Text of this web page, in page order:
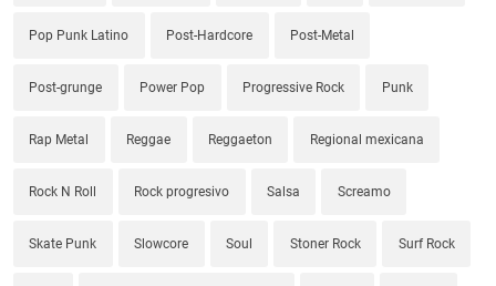
Pop Punk Latino Post-Hardcore Post-Metal
Post-grunge Power Pop Progressive Rock Punk
Rap Metal Reggae Reggaeton Regional mexicana
Rock N Roll Rock progresivo Salsa Screamo
Skate Punk Slowcore Soul Stoner Rock Surf Rock